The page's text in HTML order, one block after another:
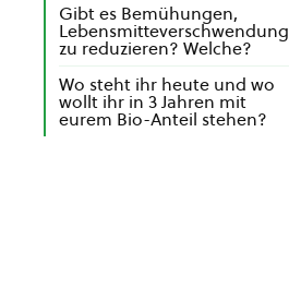
Gibt es Bemühungen,
Lebensmitteverschwendung
zu reduzieren? Welche?
Wo steht ihr heute und wo
wollt ihr in 3 Jahren mit
eurem Bio-Anteil stehen?